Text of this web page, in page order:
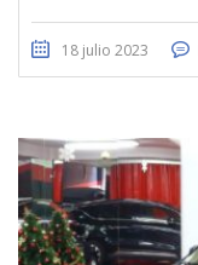
18 julio 2023